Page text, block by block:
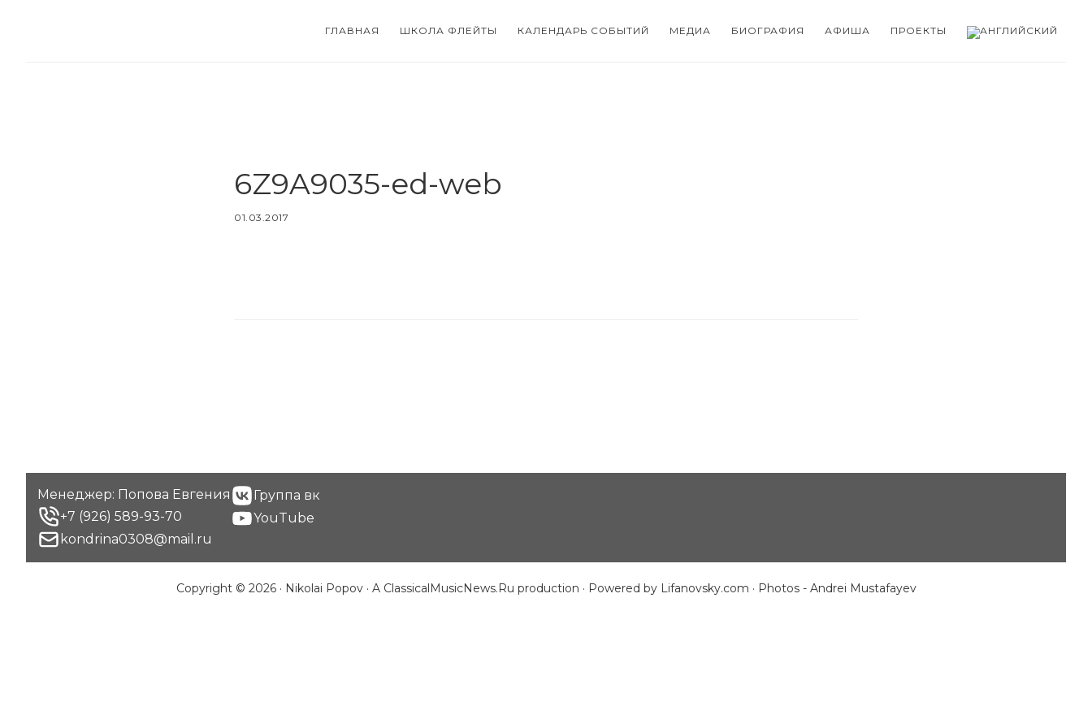
ГЛАВНАЯ ШКОЛА ФЛЕЙТЫ КАЛЕНДАРЬ СОБЫТИЙ МЕДИА БИОГРАФИЯ АФИША ПРОЕКТЫ
6Z9A9035-ed-web
01.03.2017
Footer
Менеджер: Попова Евгения
+7 (926) 589-93-70
kondrina0308@mail.ru
Группа вк
YouTube
Copyright © 2026 · Nikolai Popov · A ClassicalMusicNews.Ru production · Powered by Lifanovsky.com · Photos - Andrei Mustafayev